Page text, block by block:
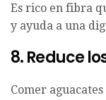
Es rico en fibra
y ayuda a una
8. Reduce
Comer